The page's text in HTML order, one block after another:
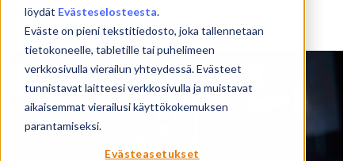
löydät Evästeselosteesta.
Eväste on pieni tekstitiedosto, joka tallennetaan
tietokoneelle, tabletille tai puhelimeen
verkkosivulla vierailun yhteydessä. Evästeet
tunnistavat laitteesi verkkosivulla ja muistavat
aikaisemmat vierailusi käyttökokemuksen
parantamiseksi.
Evästeasetukset
POSTED ON 30.9.2020BYSAMULI KOSKINEN
30
syys